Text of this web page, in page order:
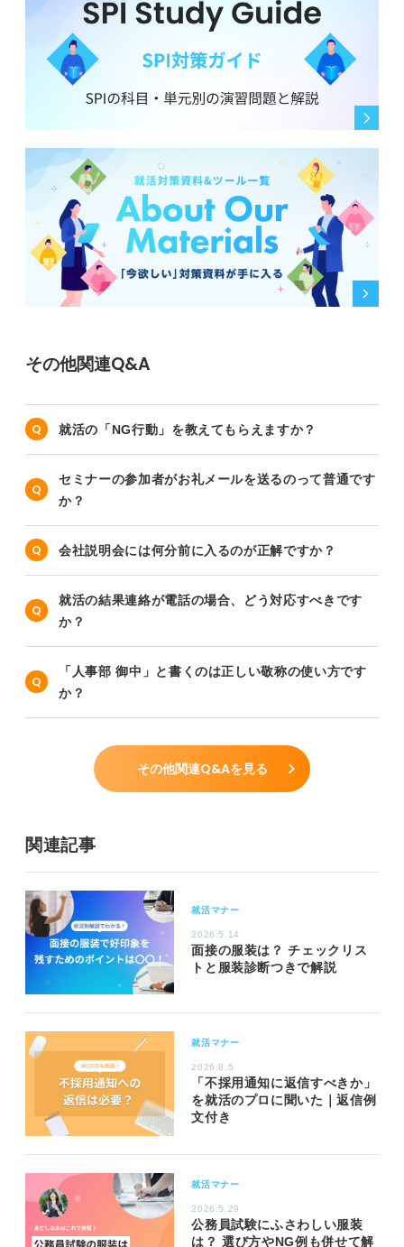
その他関連Q&A
就活の「NG行動」を教えてもらえますか？
セミナーの参加者がお礼メールを送るのって普通です
か？
会社説明会には何分前に入るのが正解ですか？
就活の結果連絡が電話の場合、どう対応すべきです
か？
「人事部 御中」と書くのは正しい敬称の使い方です
か？
その他関連Q&Aを見る
関連記事
就活マナー
2026.5.14
面接の服装は？ チェックリス
トと服装診断つきで解説
就活マナー
2026.8.5
「不採用通知に返信すべきか」
を就活のプロに聞いた｜返信例
文付き
就活マナー
2026.5.29
公務員試験にふさわしい服装
は？ 選び方やNG例も併せて解